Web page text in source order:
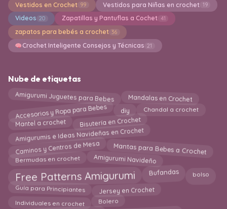
Vestidos en Crochet 99 Vestidos para Niñas en crochet 19
Videos 20 Zapatillas y Pantuflas a Cochet 41
zapatos para bebés a crochet 36
Crochet Inteligente Consejos y Técnicas 21
Nube de etiquetas
Amigurumi Juguetes para Bebes Mandalas en Crochet
Accesorios y Ropa para Bebes diy Chandal a crochet
Mantel a crochet Bisutería en Crochet
Amigurumis e Ideas Navideñas en Crochet
Caminos y Centros de Mesa Mantas para Bebes a Crochet
Bermudas en crochet Amigurumi Navideño
Free Patterns Amigurumi Bufandas bolso
Guía para Principiantes Jersey en Crochet
Individuales en crochet Bolero